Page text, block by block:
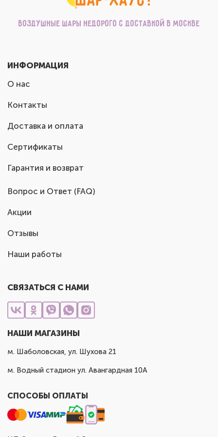
Воздушные шары недорого с доставкой в Москве
ИНФОРМАЦИЯ
О нас
Контакты
Доставка и оплата
Сертификаты
Гарантия и возврат
Вопрос и Ответ (FAQ)
Акции
Отзывы
Наши работы
СВЯЗАТЬСЯ С НАМИ
НАШИ МАГАЗИНЫ
м. Шаболовская, ул. Шухова 21
м. Водный стадион ул. Авангардная 10А
СПОСОБЫ ОПЛАТЫ